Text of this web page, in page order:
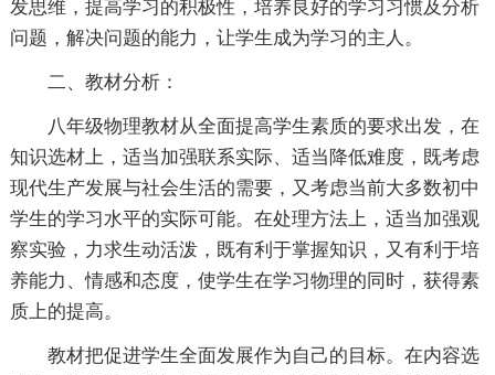
发思维，提高学习的积极性，培养良好的学习习惯及分析
问题，解决问题的能力，让学生成为学习的主人。
二、教材分析：
八年级物理教材从全面提高学生素质的要求出发，在
知识选材上，适当加强联系实际、适当降低难度，既考虑
现代生产发展与社会生活的需要，又考虑当前大多数初中
学生的学习水平的实际可能。在处理方法上，适当加强观
察实验，力求生动活泼，既有利于掌握知识，又有利于培
养能力、情感和态度，使学生在学习物理的同时，获得素
质上的提高。
教材把促进学生全面发展作为自己的目标。在内容选